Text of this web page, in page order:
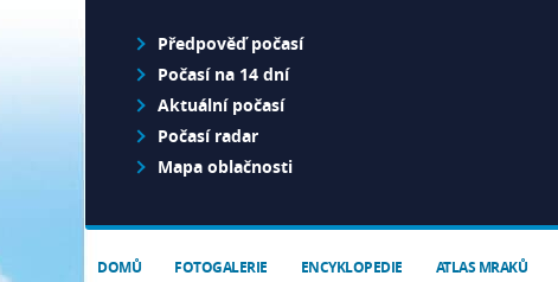
Předpověď počasí
Počasí na 14 dní
Aktuální počasí
Počasí radar
Mapa oblačnosti
DOMŮ FOTOGALERIE ENCYKLOPEDIE ATLAS MRAKŮ